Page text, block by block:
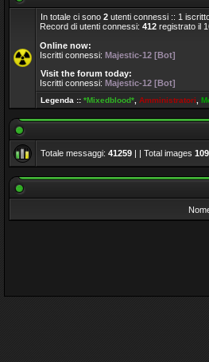
In totale ci sono 2 utenti connessi :: 1
Record di utenti connessi: 412 registrato il
Online now:
Iscritti connessi: Majestic-12 [Bot]
Visit the forum today:
Iscritti connessi: Majestic-12 [Bot]
Legenda :: *Mixedblood* Amministratori
Totale messaggi: 41259 | | Total images